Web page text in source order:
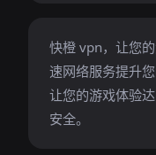
快橙 vpn，让您
速网络服务提升
让您的游戏体验
安全。